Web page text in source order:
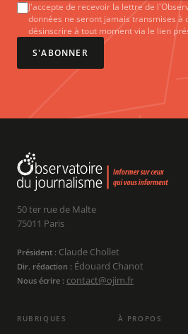
J'accepte de recevoir la lettre de
données ne seront jamais transmises à
désinscrire à tout moment via le lien
S'ABONNER
50 ter rue de Malte
75011 Paris
Président : Claude Chollet
Dir. rédaction : Édouard Chanot
Nous écrire : contact@ojim.fr
RUBRIQUES À PROPOS